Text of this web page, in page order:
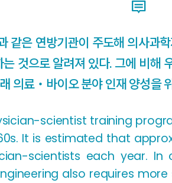
은 연방기관이 주도해 의사과
것으로 알려져 있다. 그에 비해
의료‧바이오 분야 인재 양성을
scientist training
It is estimated that
scientists each year.
also requires